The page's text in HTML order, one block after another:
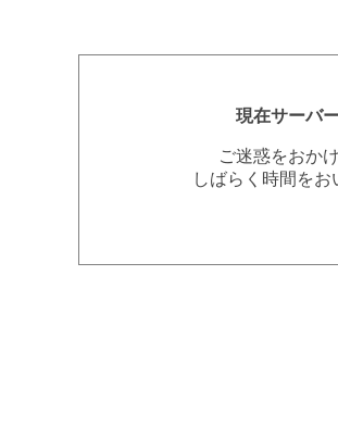
現在サーバ
ご迷惑をおか
しばらく時間を